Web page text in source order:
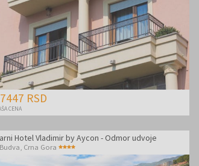
RSD
CENA
Hotel Vladimir by Aycon - Odmor udvoje
Budva Crna Gora